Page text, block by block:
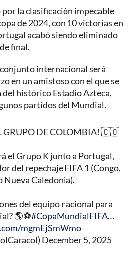
la clasificación impecable
de 2024, con 10 victorias en
acabó siendo eliminado
final.
internacional será
en un amistoso con el que se
histórico Estadio Azteca,
partidos del Mundial.
GRUPO DE COLOMBIA! 🇨🇴
el Grupo K junto a Portugal,
del repechaje FIFA 1 (Congo,
Nueva Caledonia).
del equipo nacional para
🌎⚽#CopaMundialFIFA…
mgmEjSmWmo
December 5, 2025